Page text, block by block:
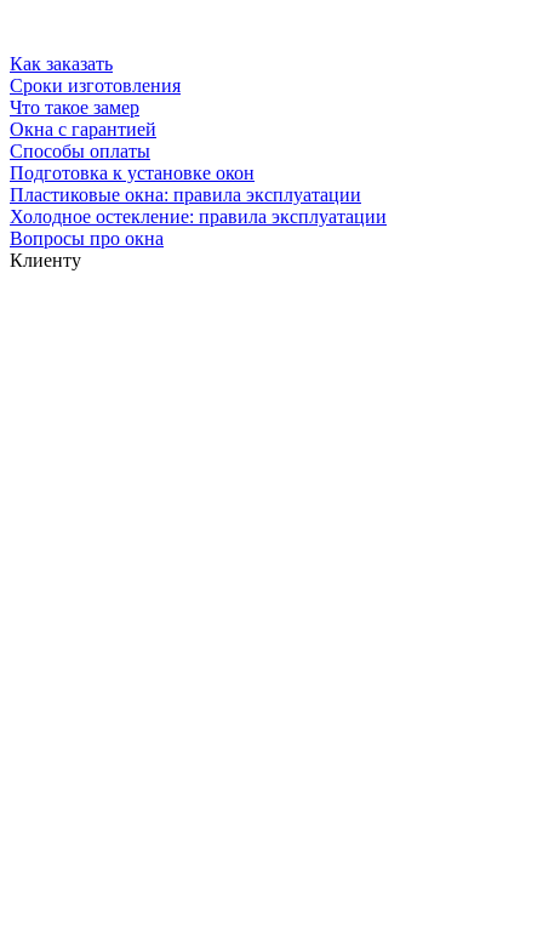
Как заказать
Сроки изготовления
Что такое замер
Окна с гарантией
Способы оплаты
Подготовка к установке окон
Пластиковые окна: правила эксплуатации
Холодное остекление: правила эксплуатации
Вопросы про окна
Клиенту